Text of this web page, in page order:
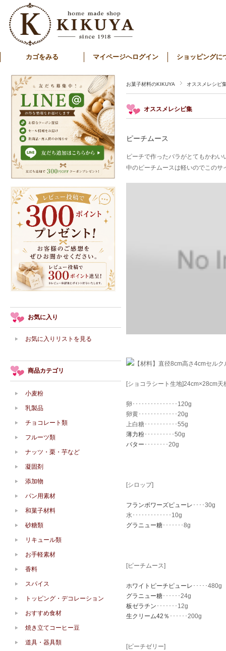
カゴをみる マイページへログイン ショッピングに
お菓子材料のKIKUYA オススメレシピ
オススメレシピ集
ピーチムース
ピーチで作ったバラがとてもかわい
中のピーチムースは軽いのでこの
【材料】直径8cm高さ4cmセル
[ショコラシート生地]24cm×28cm天
卵･･･････････････120g
卵黄･････････････20g
上白糖･･･････････55g
薄力粉･･････････50g
バター ････････20g
[シロップ]
フランボワーズピューレ ････30g
水･････････････10g
グラニュー糖･･･････8g
[ピーチムース]
ホワイトピーチピューレ ･････480g
グラニュー糖･･････24g
板ゼラチン ･･･････12g
生クリーム42％ ･･････200g
[ピーチゼリー]
お気に入り
お気に入りリストを見る
商品カテゴリ
小麦粉
乳製品
チョコレート類
フルーツ類
ナッツ・栗・芋など
凝固剤
添加物
パン用素材
和菓子材料
砂糖類
リキュール類
お手軽素材
香料
スパイス
トッピング・デコレーション
おすすめ食材
焼き立てコーヒー豆
道具・器具類